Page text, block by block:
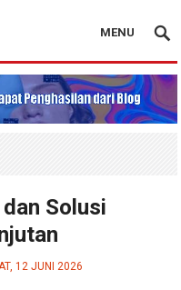
MENU
Solusi
12 JUNI 2026